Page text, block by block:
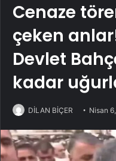
Cenaze
çeken
Devlet
kadar
DİLAN BİÇER Nisan